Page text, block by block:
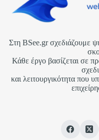
Στη BSee.gr σχεδιάζουμε
Κάθε έργο βασίζεται σε
και λειτουργικότητα που